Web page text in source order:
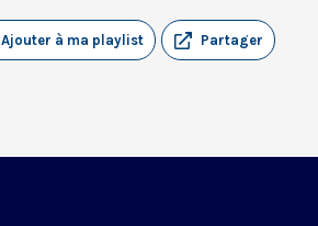
Partager
Ajouter à ma playlist